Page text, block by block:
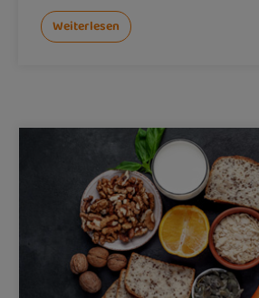
Weiterlesen